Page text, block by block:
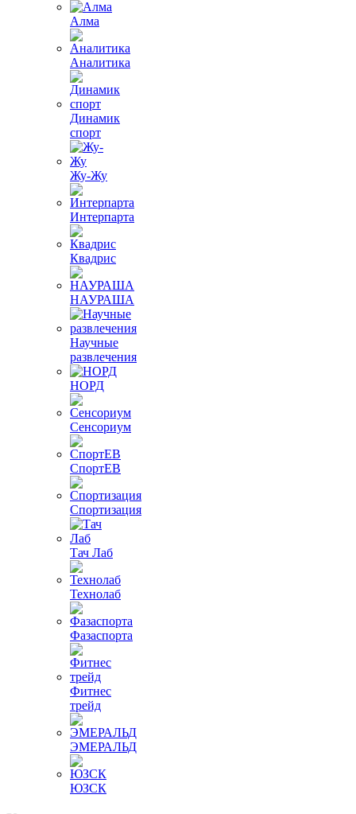
Алма
Аналитика
Динамик
спорт
Жу-Жу
Интерпарта
Квадрис
НАУРАША
Научные
развлечения
НОРД
Сенсориум
СпортЕВ
Спортизация
Тач Лаб
Технолаб
Фазаспорта
Фитнес
трейд
ЭМЕРАЛЬД
ЮЗСК